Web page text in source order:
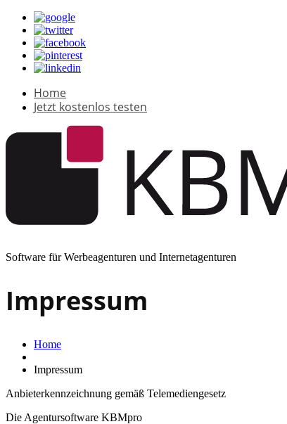
Home
Jetzt kostenlos testen
Software für Werbeagenturen und Internetagenturen
Impressum
Home
Impressum
Anbieterkennzeichnung gemäß Telemediengesetz
Die Agentursoftware KBMpro